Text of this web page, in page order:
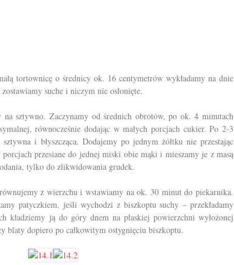
tortownicę o średnicy ok. 16 centymetrów wykładamy na dnie
suche i niczym nie osłonięte.
na sztywno. Zaczynamy od średnich obrotów, po ok. 4 minutach
równocześnie dodając w małych porcjach cukier. Po 2-3
i błyszcząca. Dodajemy po jednym żółtku nie przestając
przesiane do jednej miski obie mąki i mieszamy je z masą
tylko do zlikwidowania grudek.
z wierzchu i wstawiamy na ok. 30 minut do piekarnika.
patyczkiem, jeśli wychodzi z biszkoptu suchy – przekładamy
kładziemy ją do góry dnem na płaskiej powierzchni wyłożonej
blaty dopiero po całkowitym ostygnięciu biszkoptu.